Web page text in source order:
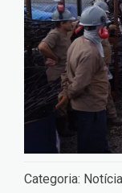
Categoria: